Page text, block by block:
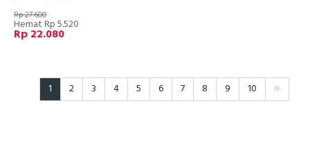
Rp 27.600
Hemat Rp 5.520
Rp 22.080
1 2 3 4 5 6 7 8 9 10